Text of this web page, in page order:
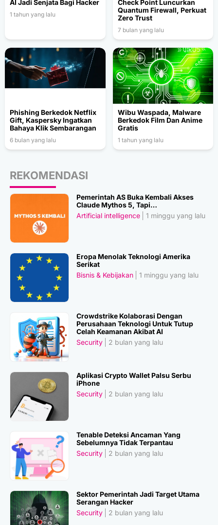
AI Jadi Senjata Bagi Hacker
1 tahun yang lalu
Check Point Luncurkan
Quantum Firewall, Perkuat
Zero Trust
7 bulan yang lalu
Phishing Berkedok Netflix
Gift, Kaspersky Ingatkan
Bahaya Klik Sembarangan
6 bulan yang lalu
Wibu Waspada, Malware
Berkedok Film Dan Anime
Gratis
1 tahun yang lalu
REKOMENDASI
Pemerintah AS Buka Kembali Akses
Claude Mythos 5, Tapi…
Artificial intelligence
1 minggu yang lalu
Eropa Menolak Teknologi Amerika
Serikat
Bisnis & Kebijakan
1 minggu yang lalu
Crowdstrike Kolaborasi Dengan
Perusahaan Teknologi Untuk Tutup
Celah Keamanan Akibat AI
Security
2 bulan yang lalu
Aplikasi Crypto Wallet Palsu Serbu
iPhone
Security
2 bulan yang lalu
Tenable Deteksi Ancaman Yang
Sebelumnya Tidak Terpantau
Security
2 bulan yang lalu
Sektor Pemerintah Jadi Target Utama
Serangan Hacker
Security
2 bulan yang lalu